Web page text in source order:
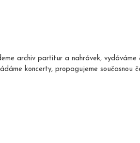
archiv partitur a nahrávek, vydáváme
koncerty, propagujeme současnou